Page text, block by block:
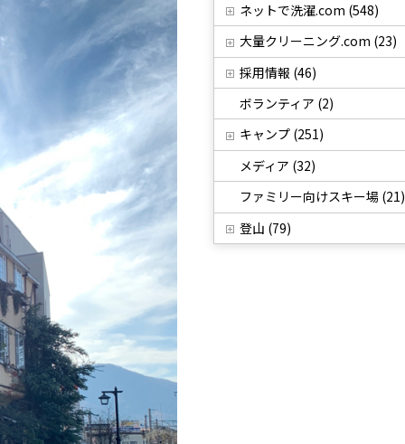
ネットで洗濯.com (548)
大量クリーニング.com (23)
採用情報 (46)
ボランティア (2)
キャンプ (251)
メディア (32)
ファミリー向けスキー場 (21)
登山 (79)